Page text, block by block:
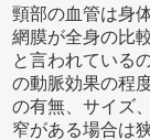
頸部の血管は身
網膜が全身の比
と言われている
の動脈効果の程
の有無、サイズ
窄がある場合は